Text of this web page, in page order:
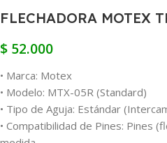
FLECHADORA MOTEX
$ 52.000
• Marca: Motex
• Modelo: MTX-05R (Standard)
• Tipo de Aguja: Estándar
• Compatibilidad de Pines: Pines